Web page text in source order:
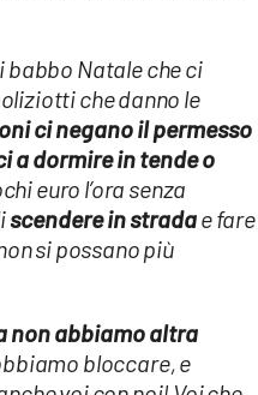
babbo Natale che ci
che danno le
ci negano il permesso
a dormire in tende o
euro l’ora senza
scendere in stradae fare
si possano più
non abbiamo altra
bloccare, e